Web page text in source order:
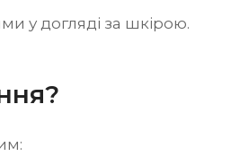
у догляді за шкірою.